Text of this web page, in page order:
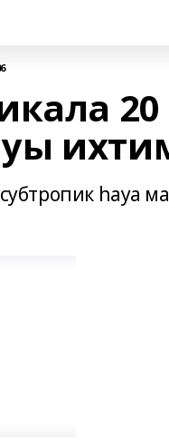
һауа